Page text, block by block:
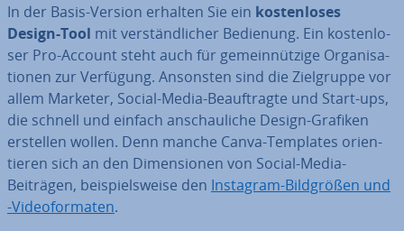
In der Basis-Version erhalten Sie ein kos­ten­lo­ses
Design-Tool mit ver­ständ­li­cher Bedienung. Ein kos­ten­lo­
ser Pro-Account steht auch für ge­mein­nüt­zi­ge Or­ga­ni­sa­
tio­nen zur Verfügung. Ansonsten sind die Ziel­grup­pe vor
allem Marketer, Social-Media-Be­auf­trag­te und Start-ups,
die schnell und einfach an­schau­li­che Design-Grafiken
erstellen wollen. Denn manche Canva-Templates ori­en­
tie­ren sich an den Di­men­sio­nen von Social-Media-
Beiträgen, bei­spiels­wei­se den Instagram-Bild­grö­ßen und
-Vi­deo­for­ma­ten.